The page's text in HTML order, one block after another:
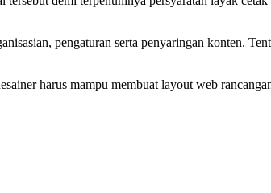
pengaturan serta penyaringan konten.
harus mampu membuat layout web